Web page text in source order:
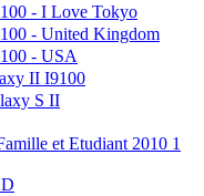
- I Love Tokyo
- United Kingdom
- USA
II I9100
S II
et Etudiant 2010 1